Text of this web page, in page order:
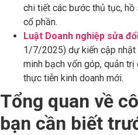
chi tiết các bước thủ tục,
cổ phần.
Luật Doanh nghiệp sửa
1/7/2025) dự kiến cập nhật
minh bạch vốn góp, quản trị
thực tiễn kinh doanh mới.
Tổng quan về
bạn cần biết